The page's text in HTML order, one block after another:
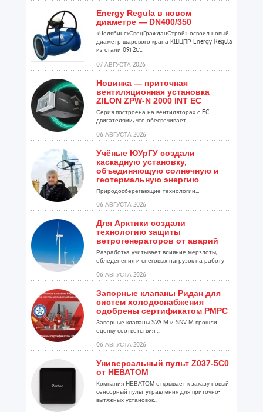
Energy Regula в новом
диаметре — DN400/350
«ЧелябинскСпецГражданСтрой» освоил новый
диаметр шарового крана КШЦПР Energy Regula
из стали 09Г2С...
07 АВГУСТА 2026
Новинка — приточная
вентиляционная установка
ZILON ZPW-N 2000 INT EC
Серия построена на вентиляторах с EC-
двигателями, что обеспечивает...
06 АВГУСТА 2026
Учёные ЮУрГУ создали
каскадную установку,
объединяющую солнечную и
геотермальную энергию
Природосберегающие технологии...
06 АВГУСТА 2026
Для Арктики создали
технологию защиты
ветрогенераторов от аварий
Разработка учитывает влияние мерзлоты,
обледенения и снеговых нагрузок на работу
06 АВГУСТА 2026
Запорные клапаны Ридан для
систем холодоснабжения
одобрены сертификатом РМРС
Запорные клапаны SVA M и SNV M прошли
оценку соответствия ...
06 АВГУСТА 2026
Универсальный пульт Z037-5C0
от НЕВАТОМ
Компания НЕВАТОМ открывает к заказу новый
сенсорный пульт управления для приточно-
вытяжных установок...